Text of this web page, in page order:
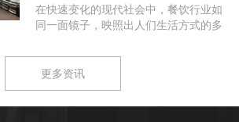
在快速变化的现代社会中，餐饮行业如
同一面镜子，映照出人们生活方式的多
更多资讯